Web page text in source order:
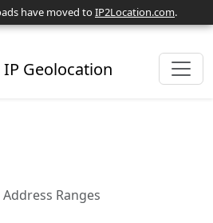
have moved toIP2Location.com.
Ranges